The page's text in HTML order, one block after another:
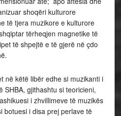
shoqëri kulturore
të tjera muzikore e kulturore
tërheqjen magnetike të
të shpejtë e të gjerë në çdo
në këtë libër edhe si muzikanti i
SHBA, gjithashtu si teoricieni,
i zhvillimeve të muzikës
botuesi i disa prej perlave të